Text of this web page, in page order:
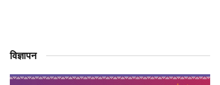
विज्ञापन